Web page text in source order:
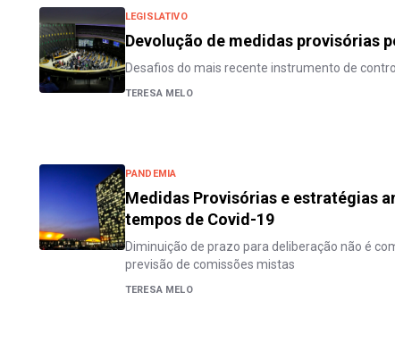
LEGISLATIVO
Devolução de medidas provisórias
Desafios do mais recente instrumento de
TERESA MELO
PANDEMIA
Medidas Provisórias e estratégias
tempos de Covid-19
Diminuição de prazo para deliberação não é
previsão de comissões mistas
TERESA MELO